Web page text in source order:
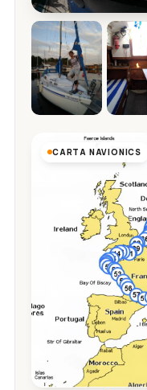
CARTA NAVIONICS